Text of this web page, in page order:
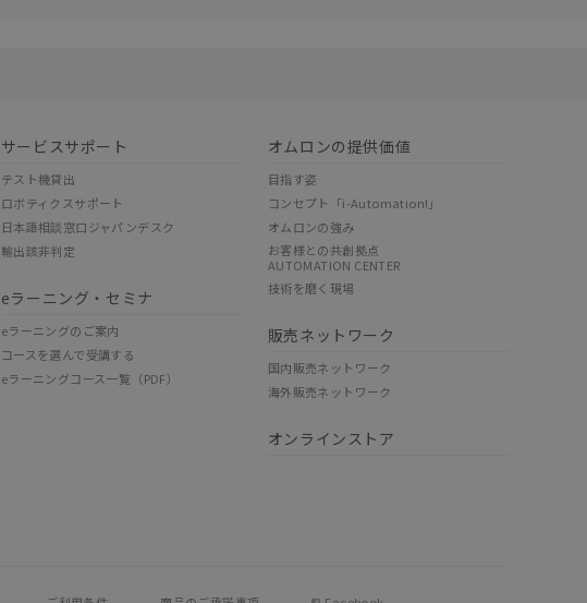
サービスサポート
テスト機貸出
ロボティクスサポート
日本語相談窓口ジャパンデスク
輸出該非判定
eラーニング・セミナ
eラーニングのご案内
コースを選んで受講する
eラーニングコース一覧（PDF）
オムロンの提供価値
目指す姿
コンセプト「i-Automation!」
オムロンの強み
お客様との共創拠点
AUTOMATION CENTER
技術を磨く現場
販売ネットワーク
国内販売ネットワーク
海外販売ネットワーク
オンラインストア